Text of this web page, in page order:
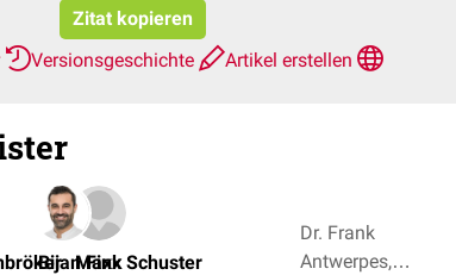
Zitat kopieren
Versionsgeschichte
Artikel erstellen
Bijan Fink
Maxx Schuster
Dr. Frank
Antwerpes,